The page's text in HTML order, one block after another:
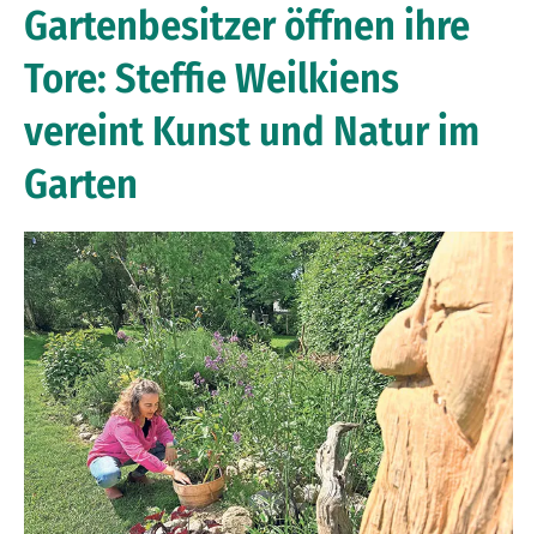
Gartenbesitzer öffnen ihre
Tore: Steffie Weilkiens
vereint Kunst und Natur im
Garten